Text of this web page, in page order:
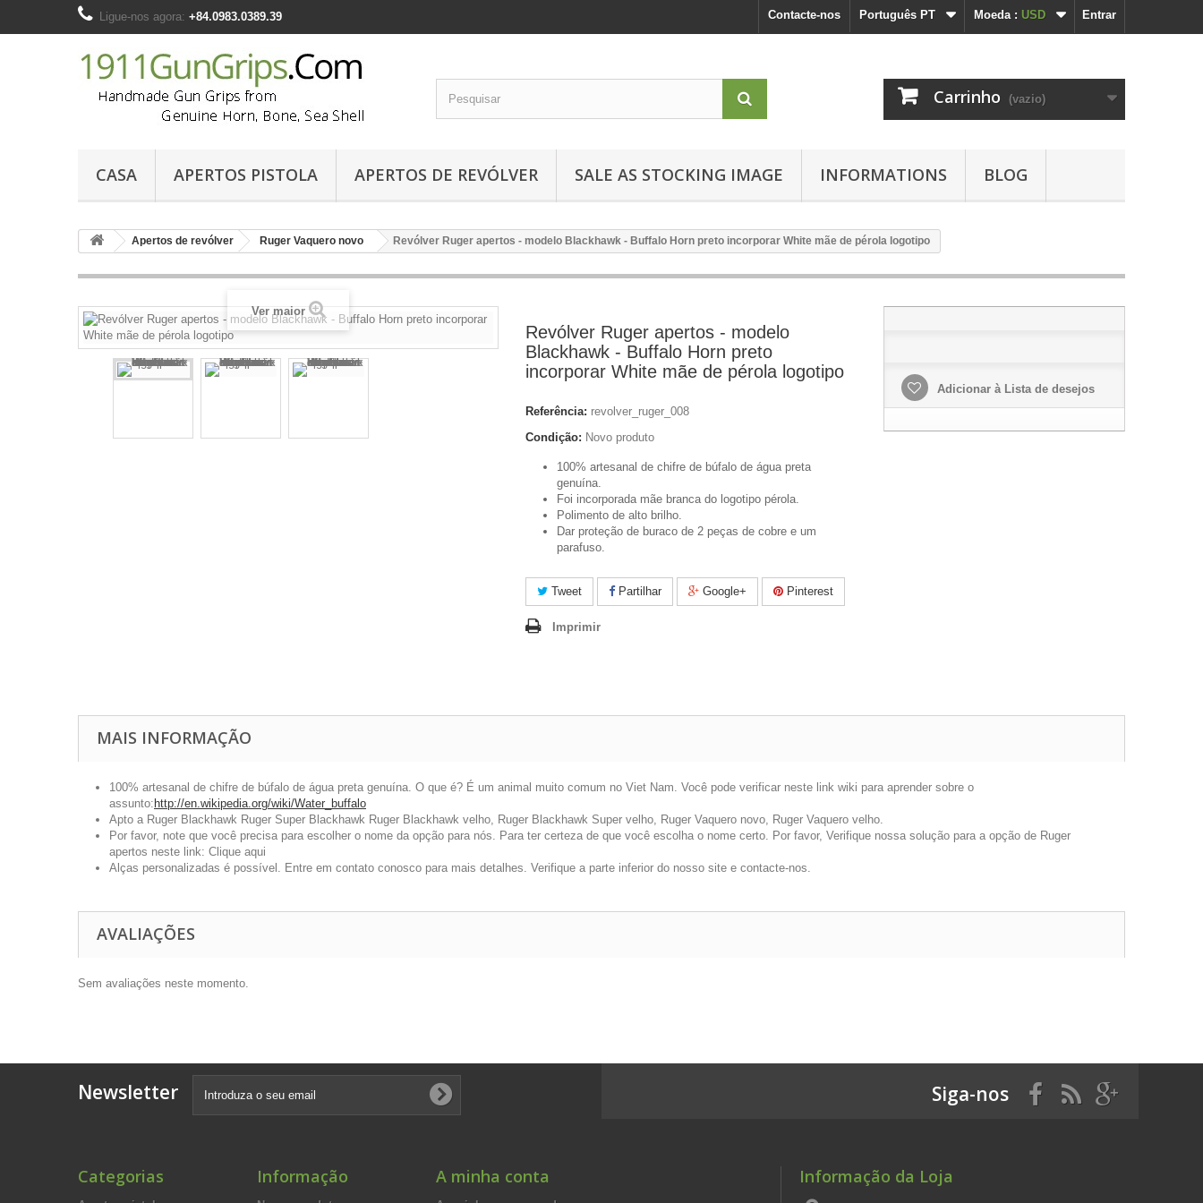
Entrar
Moeda : USD
Português PT
Contacte-nos
Ligue-nos agora: +84.0983.0389.39
Carrinho (vazio)
CASA APERTOS PISTOLA APERTOS DE REVÓLVER SALE AS STOCKING IMAGE INFORMATIONS BLOG
Apertos de revólver Ruger Vaquero novo Revólver Ruger apertos - modelo Blackhawk - Buffalo Horn preto incorporar White mãe de pérola logotipo
Ver maior
Revólver Ruger apertos - modelo
Blackhawk - Buffalo Horn preto
incorporar White mãe de pérola logotipo
Referência: revolver_ruger_008
Condição: Novo produto
100% artesanal de chifre de búfalo de água preta
genuína.
Foi incorporada mãe branca do logotipo pérola.
Polimento de alto brilho.
Dar proteção de buraco de 2 peças de cobre e um
parafuso.
Tweet Partilhar Google+ Pinterest
Imprimir
Adicionar à Lista de desejos
MAIS INFORMAÇÃO
100% artesanal de chifre de búfalo de água preta genuína. O que é? É um animal muito comum no Viet Nam. Você pode verificar neste link wiki para aprender sobre o
assunto: http://en.wikipedia.org/wiki/Water_buffalo
Apto a Ruger Blackhawk Ruger Super Blackhawk Ruger Blackhawk velho, Ruger Blackhawk Super velho, Ruger Vaquero novo, Ruger Vaquero velho.
Por favor, note que você precisa para escolher o nome da opção para nós. Para ter certeza de que você escolha o nome certo. Por favor, Verifique nossa solução para a opção de Ruger
apertos neste link: Clique aqui
Alças personalizadas é possível. Entre em contato conosco para mais detalhes. Verifique a parte inferior do nosso site e contacte-nos.
AVALIAÇÕES
Sem avaliações neste momento.
Newsletter Siga-nos
Categorias Informação A minha conta Informação da Loja